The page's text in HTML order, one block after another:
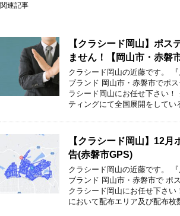
関連記事
【クラシード岡山】ポス
ません！【岡山市・赤磐
クラシード岡山の近藤です。
ブランド 岡山市・赤磐市でポ
ラシード岡山にお任せ下さい！
ティングにて全国展開をしてい
【クラシード岡山】12月
告(赤磐市GPS)
クラシード岡山の近藤です。
ブランド 岡山市・赤磐市で ポ
クラシード岡山にお任せ下さ
において配布エリア及び配布枚